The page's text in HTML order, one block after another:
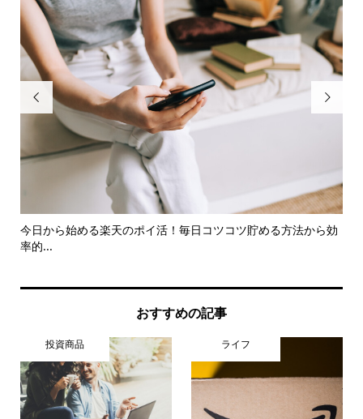

今日から始める楽天のポイ活！毎日コツコツ貯める方法から効
率的...

おすすめの記事
投資商品 ライフ